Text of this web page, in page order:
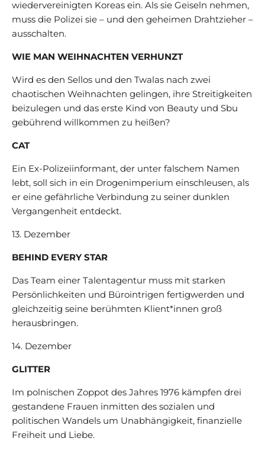
wiedervereinigten Koreas ein. Als sie Geiseln nehmen,
muss die Polizei sie – und den geheimen Drahtzieher –
ausschalten.
WIE MAN WEIHNACHTEN VERHUNZT
Wird es den Sellos und den Twalas nach zwei
chaotischen Weihnachten gelingen, ihre Streitigkeiten
beizulegen und das erste Kind von Beauty und Sbu
gebührend willkommen zu heißen?
CAT
Ein Ex-Polizeiinformant, der unter falschem Namen
lebt, soll sich in ein Drogenimperium einschleusen, als
er eine gefährliche Verbindung zu seiner dunklen
Vergangenheit entdeckt.
13. Dezember
BEHIND EVERY STAR
Das Team einer Talentagentur muss mit starken
Persönlichkeiten und Bürointrigen fertigwerden und
gleichzeitig seine berühmten Klient*innen groß
herausbringen.
14. Dezember
GLITTER
Im polnischen Zoppot des Jahres 1976 kämpfen drei
gestandene Frauen inmitten des sozialen und
politischen Wandels um Unabhängigkeit, finanzielle
Freiheit und Liebe.